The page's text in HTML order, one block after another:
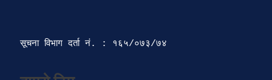
सूचना विभाग दर्ता‍ नं. : १६५/०७३/७४